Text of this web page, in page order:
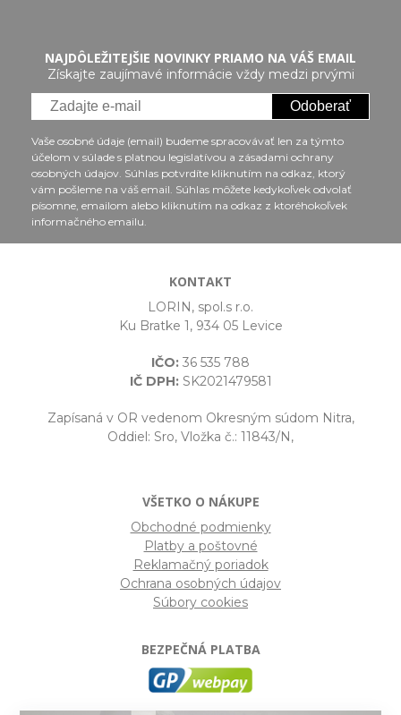
NAJDÔLEŽITEJŠIE NOVINKY PRIAMO NA VÁŠ EMAIL
Získajte zaujímavé informácie vždy medzi prvými
Odoberať
Vaše osobné údaje (email) budeme spracovávať len za týmto
účelom v súlade s platnou legislatívou a zásadami ochrany
osobných údajov. Súhlas potvrdíte kliknutím na odkaz, ktorý
vám pošleme na váš email. Súhlas môžete kedykoľvek odvolať
písomne, emailom alebo kliknutím na odkaz z ktoréhokoľvek
informačného emailu.
KONTAKT
LORIN, spol.s r.o.
Ku Bratke 1, 934 05 Levice
IČO: 36 535 788
IČ DPH:SK2021479581
Zapísaná v OR vedenom Okresným súdom Nitra,
Oddiel: Sro, Vložka č.: 11843/N,
VŠETKO O NÁKUPE
Obchodné podmienky
Platby a poštovné
Reklamačný poriadok
Ochrana osobných údajov
Súbory cookies
BEZPEČNÁ PLATBA